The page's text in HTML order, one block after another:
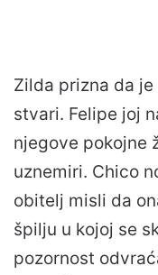
Zilda prizna da
stvari. Felipe joj
njegove pokojne
uznemiri. Chico
obitelj misli da
špilju u kojoj se
pozornost